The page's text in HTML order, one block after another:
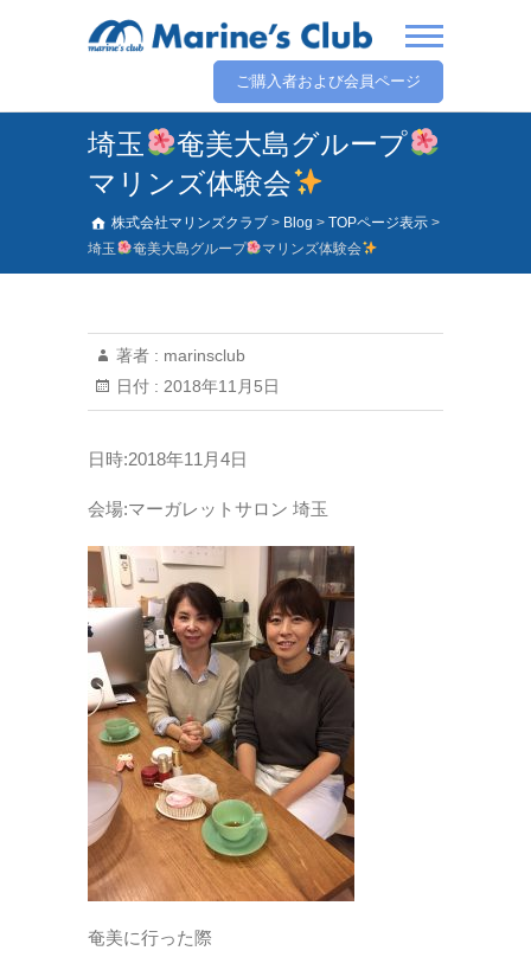
ご購入者および会員ページ
埼玉
奄美大島グループ
マリンズ体験会
株式会社マリンズクラブ > Blog > TOPページ表示 >
埼玉
奄美大島グループ マリンズ体験会
著者 : marinsclub
日付 : 2018年11月5日
日時:2018年11月4日
会場:マーガレットサロン 埼玉
奄美に行った際